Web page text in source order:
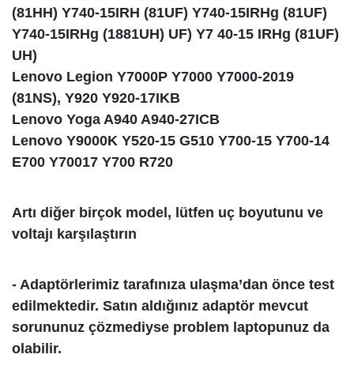
(81HH) Y740-15IRH (81UF) Y740-15IRHg (81UF)
Y740-15IRHg (1881UH) UF) Y7 40-15 IRHg (81UF)
UH)
Lenovo Legion Y7000P Y7000 Y7000-2019
(81NS), Y920 Y920-17IKB
Lenovo Yoga A940 A940-27ICB
Lenovo Y9000K Y520-15 G510 Y700-15 Y700-14
E700 Y70017 Y700 R720
Artı diğer birçok model, lütfen uç boyutunu ve
voltajı karşılaştırın
- Adaptörlerimiz tarafınıza ulaşma’dan önce test
edilmektedir. Satın aldığınız adaptör mevcut
sorununuz çözmediyse problem laptopunuz da
olabilir.